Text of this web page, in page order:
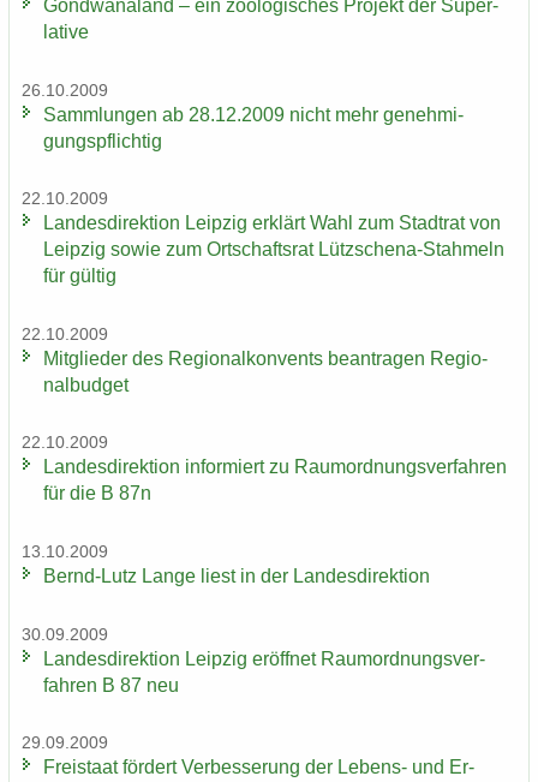
Gond­wa­na­land – ein zoo­lo­gi­sches Pro­jekt der Su­per­
la­ti­ve
26.10.2009
Samm­lun­gen ab 28.12.2009 nicht mehr ge­neh­mi­
gungs­pflich­tig
22.10.2009
Lan­des­di­rek­ti­on Leip­zig er­klärt Wahl zum Stadt­rat von
Leip­zig sowie zum Ort­schafts­rat Lützschena-​Stahmeln
für gül­tig
22.10.2009
Mit­glie­der des Re­gio­nal­kon­vents be­an­tra­gen Re­gio­
nal­bud­get
22.10.2009
Lan­des­di­rek­ti­on in­for­miert zu Raum­ord­nungs­ver­fah­ren
für die B 87n
13.10.2009
Bernd-​Lutz Lange liest in der Lan­des­di­rek­ti­on
30.09.2009
Lan­des­di­rek­ti­on Leip­zig er­öff­net Raum­ord­nungs­ver­
fah­ren B 87 neu
29.09.2009
Frei­staat för­dert Ver­bes­se­rung der Lebens-​ und Er­